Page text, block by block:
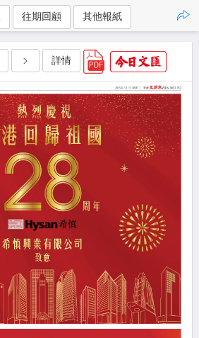
往期回顧 其他報紙
詳情